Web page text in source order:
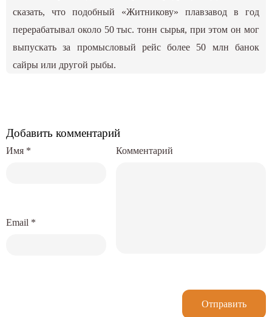
сказать, что подобный «Житникову» плавзавод в год
перерабатывал около 50 тыс. тонн сырья, при этом он мог
выпускать за промысловый рейс более 50 млн банок
сайры или другой рыбы.
Добавить комментарий
Комментарий
Имя *
Email *
Отправить